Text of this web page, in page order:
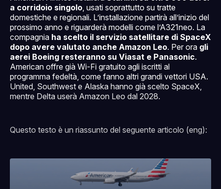
a corridoio singolo, usati soprattutto su tratte
domestiche e regionali. L’installazione partirà all’inizio del
prossimo anno e riguarderà modelli come l’A321neo. La
compagnia ha scelto il servizio satellitare di SpaceX
dopo avere valutato anche Amazon Leo. Per ora gli
aerei Boeing resteranno su Viasat e Panasonic.
American offre già Wi-Fi gratuito agli iscritti al
programma fedeltà, come fanno altri grandi vettori USA.
United, Southwest e Alaska hanno già scelto SpaceX,
mentre Delta userà Amazon Leo dal 2028.
Questo testo è un riassunto del seguente articolo (eng):